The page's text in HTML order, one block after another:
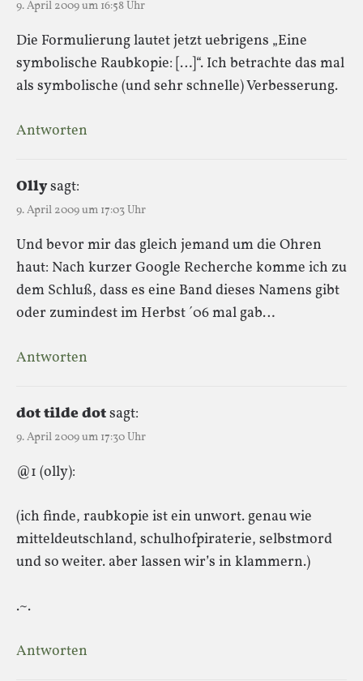
9. April 2009 um 16:58 Uhr
Die Formulierung lautet jetzt uebrigens „Eine
symbolische Raubkopie: […]“. Ich betrachte das mal
als symbolische (und sehr schnelle) Verbesserung.
Antworten
Ollysagt:
9. April 2009 um 17:03 Uhr
Und bevor mir das gleich jemand um die Ohren
haut: Nach kurzer Google Recherche komme ich zu
dem Schluß, dass es eine Band dieses Namens gibt
oder zumindest im Herbst ´06 mal gab…
Antworten
dot tilde dotsagt:
9. April 2009 um 17:30 Uhr
@1 (olly):
(ich finde, raubkopie ist ein unwort. genau wie
mitteldeutschland, schulhofpiraterie, selbstmord
und so weiter. aber lassen wir’s in klammern.)
.~.
Antworten